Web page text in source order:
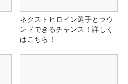
ネクストヒロイン選手とラウ
ンドできるチャンス！詳しく
はこちら！